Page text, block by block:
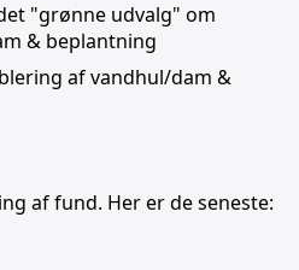
"grønne udvalg" om
& beplantning
af vandhul/dam &
af fund. Her er de seneste: